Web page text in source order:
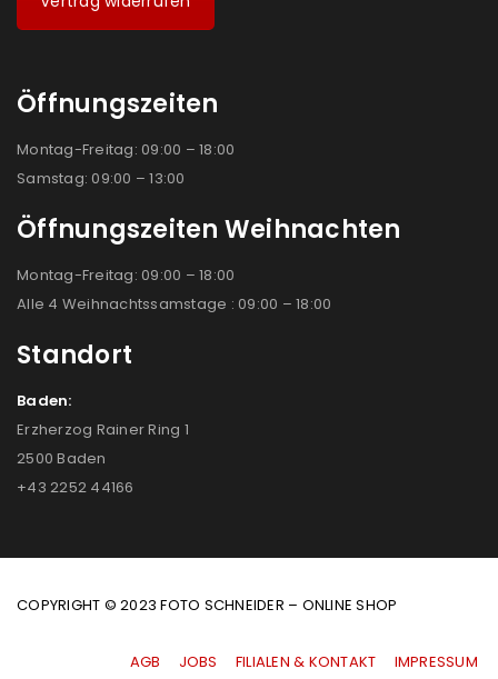
Öffnungszeiten
Montag-Freitag: 09:00 – 18:00
Samstag: 09:00 – 13:00
Öffnungszeiten Weihnachten
Montag-Freitag: 09:00 – 18:00
Alle 4 Weihnachtssamstage : 09:00 – 18:00
Standort
Baden:
Erzherzog Rainer Ring 1
2500 Baden
+43 2252 44166
COPYRIGHT © 2023 FOTO SCHNEIDER – ONLINE SHOP
AGB JOBS FILIALEN & KONTAKT IMPRESSUM